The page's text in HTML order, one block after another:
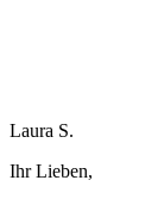
Laura S.
Ihr Lieben,